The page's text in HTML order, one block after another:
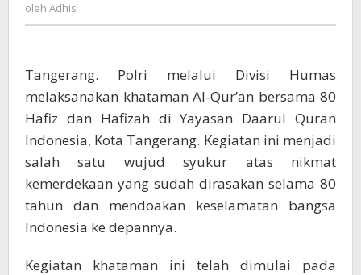
Polri
Hafiz
Menggelar
Khataman
Quran
oleh Adhis
Tangerang. Polri melalui Divisi Humas
melaksanakan khataman Al-Qur’an bersama 80
Hafiz dan Hafizah di Yayasan Daarul Quran
Indonesia, Kota Tangerang. Kegiatan ini menjadi
salah satu wujud syukur atas nikmat
kemerdekaan yang sudah dirasakan selama 80
tahun dan mendoakan keselamatan bangsa
Indonesia ke depannya.
Kegiatan khataman ini telah dimulai pada